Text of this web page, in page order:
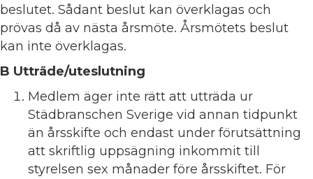
beslutet. Sådant beslut kan överklagas och
prövas då av nästa årsmöte. Årsmötets beslut
kan inte överklagas.
B Utträde/uteslutning
Medlem äger inte rätt att utträda ur
Städbranschen Sverige vid annan tidpunkt
än årsskifte och endast under förutsättning
att skriftlig uppsägning inkommit till
styrelsen sex månader före årsskiftet. För